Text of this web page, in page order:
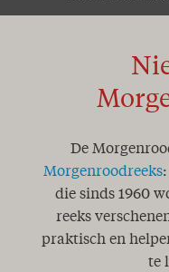
De
Morgenroodreeks:
die sinds 1960
reeks
praktisch en
te